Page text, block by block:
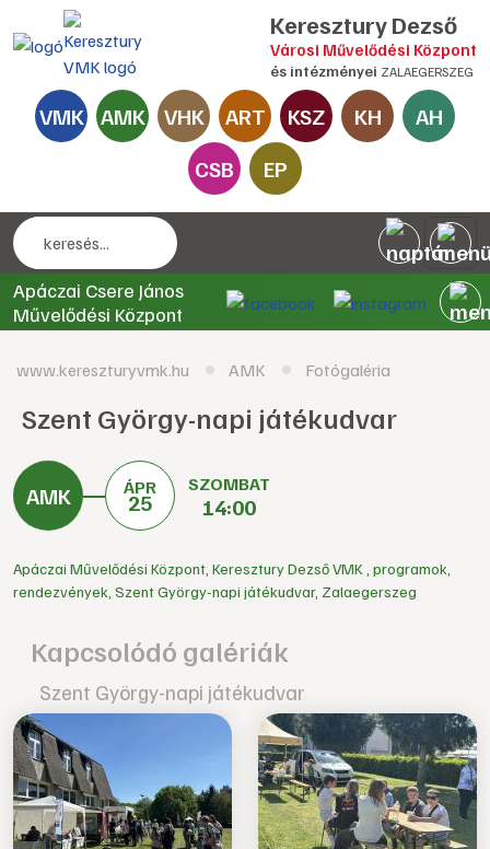
Keresztury Dezső
Városi Művelődési Központ
és intézményei ZALAEGERSZEG
VMK AMK VHK ART KSZ KH
AH
CSB
EP
Apáczai Csere János
Művelődési Központ
www.kereszturyvmk.hu AMK Fotógaléria
Szent György-napi játékudvar
ÁPR
25
SZOMBAT
14:00
Apáczai Művelődési Központ Keresztury Dezső VMK programok
rendezvények Szent György-napi játékudvar, Zalaegerszeg
Kapcsolódó galériák
Szent György-napi játékudvar